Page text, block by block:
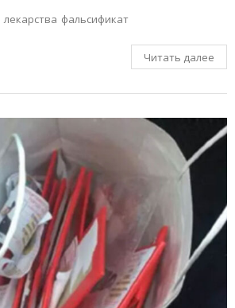
лекарства фальсификат
Читать далее